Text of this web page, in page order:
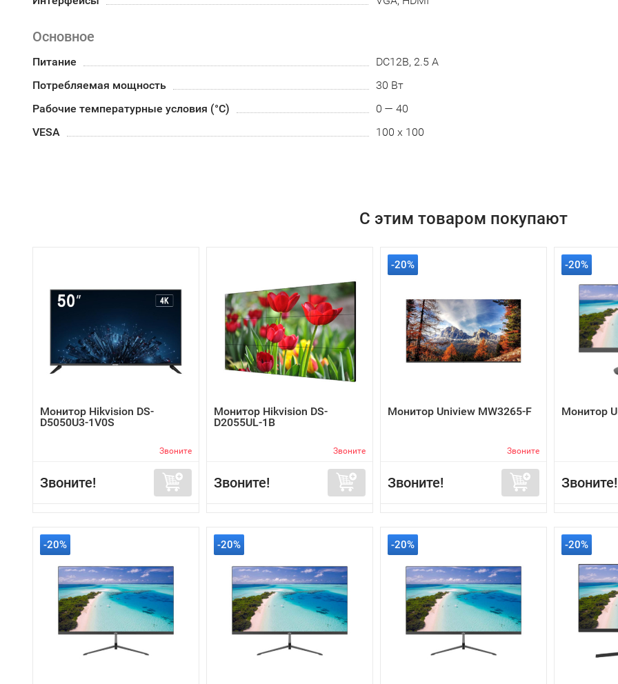
Основное
Питание
DC12В, 2.5 A
Потребляемая мощность
30 Вт
Рабочие температурные условия (°С)
0 — 40
VESA
100 x 100
С этим товаром покупают
Монитор Hikvision DS-
D5050U3-1V0S
Звоните
Звоните!
Монитор Hikvision DS-
D2055UL-1B
Звоните
Звоните!
-20%
Монитор Uniview MW3265-F
Звоните
Звоните!
-20%
Монитор
Звоните!
-20% -20% -20% -20%